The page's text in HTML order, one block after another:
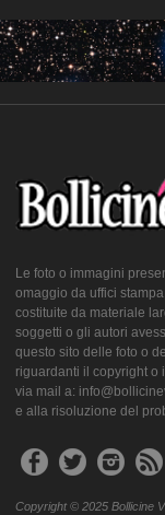
Le foto o immagini
omaggio da uffici
costituite da materiale
soggetti o gli autori
questo sito delle foto o
riguardanti il copyright o
via mail a:
e alla risoluzione del
Copyright © 2025 Bollicine